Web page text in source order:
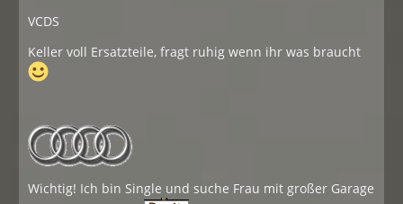
VCDS
Keller voll Ersatzteile, fragt ruhig wenn ihr was braucht
Wichtig! Ich bin Single und suche Frau mit großer Garage